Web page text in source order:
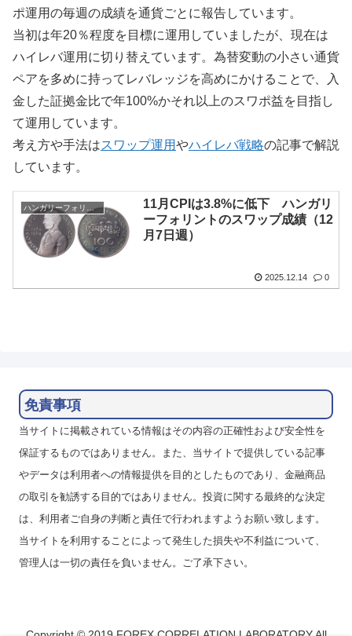
ポ運用の毎週の成績を通貨ごとに報告しています。
当初は年20％程度を目標に運用していましたが、現在は
ハイレバ運用に切り替えています。為替変動の小さい通貨
ペアを多めに持ってレバレッジを高めにかけることで、入
金した証拠金比で年100%かそれ以上のスワポ益を目指し
て運用しています。
考え方や手法はスワップ運用やハイレバ戦略の記事で解説
しています。
ハンガリーフォリント
11月CPIは3.8%に低下 ハンガリ
ーフォリントのスワップ成績（12
月7日週）
2025.12.14 0
免責事項
当サイトに掲載されている情報はその内容の正確性および安全性を
保証するものではありません。また、当サイトで提供している記事
やデータは利用者への情報提供を目的としたものであり、金融商品
の取引を勧誘する目的ではありません。投資に関する最終的な決定
は、利用者ご自身の判断と責任で行われますようお願い致します。
当サイトを利用することによって発生した損失や不利益について、
管理人は一切の責任を負いません。ご了承下さい。